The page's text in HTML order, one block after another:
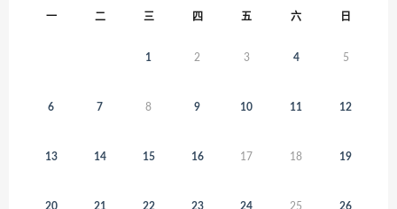
一 二 三 四 五 六 日
1 2 3 4 5
6 7 8 9 10 11 12
13 14 15 16 17 18 19
20 21 22 23 24 25 26